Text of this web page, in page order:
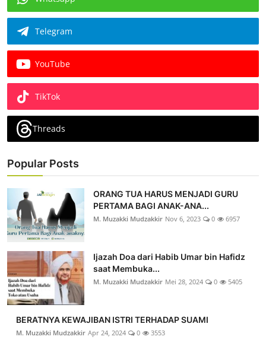
Telegram
YouTube
TikTok
Threads
Popular Posts
ORANG TUA HARUS MENJADI GURU
PERTAMA BAGI ANAK-ANA...
M. Muzakki Mudzakkir Nov 6, 2023 0 6957
Ijazah Doa dari Habib Umar bin Hafidz
saat Membuka...
M. Muzakki Mudzakkir Mei 28, 2024 0 5405
BERATNYA KEWAJIBAN ISTRI TERHADAP SUAMI
M. Muzakki Mudzakkir Apr 24, 2024 0 3553